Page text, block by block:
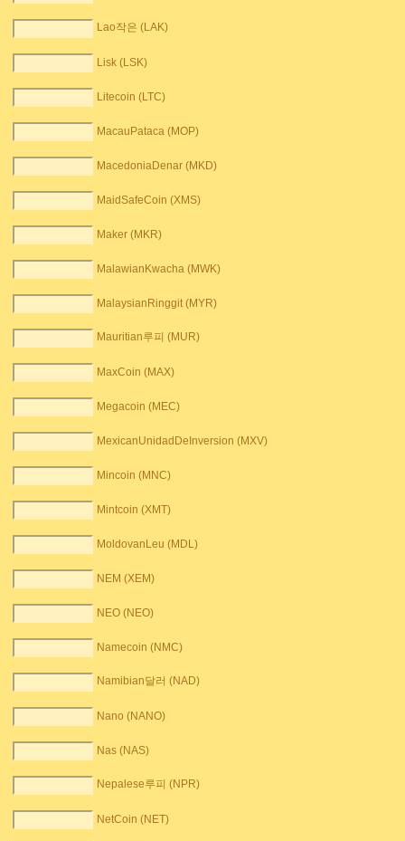
Lao작은 (LAK)
Lisk (LSK)
Litecoin (LTC)
MacauPataca (MOP)
MacedoniaDenar (MKD)
MaidSafeCoin (XMS)
Maker (MKR)
MalawianKwacha (MWK)
MalaysianRinggit (MYR)
Mauritian루피 (MUR)
MaxCoin (MAX)
Megacoin (MEC)
MexicanUnidadDeInversion (MXV)
Mincoin (MNC)
Mintcoin (XMT)
MoldovanLeu (MDL)
NEM (XEM)
NEO (NEO)
Namecoin (NMC)
Namibian달러 (NAD)
Nano (NANO)
Nas (NAS)
Nepalese루피 (NPR)
NetCoin (NET)